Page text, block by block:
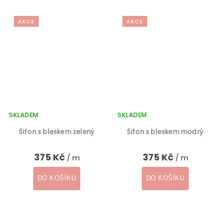
AKCE
Šifon s bleskem zelený
SKLADEM
375 Kč / m
DO KOŠÍKU
AKCE
Šifon s bleskem modrý
SKLADEM
375 Kč / m
DO KOŠÍKU